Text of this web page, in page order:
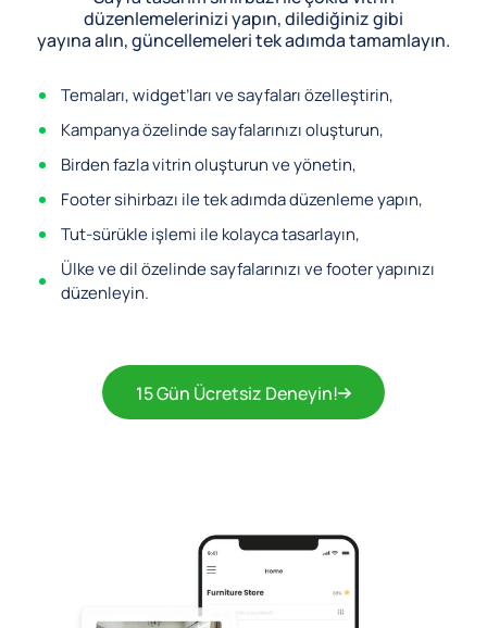
düzenlemelerinizi yapın, dilediğiniz gibi
yayına alın, güncellemeleri tek adımda tamamlayın.
Temaları, widget’ları ve sayfaları özelleştirin,
Kampanya özelinde sayfalarınızı oluşturun,
Birden fazla vitrin oluşturun ve yönetin,
Footer sihirbazı ile tek adımda düzenleme yapın,
Tut-sürükle işlemi ile kolayca tasarlayın,
Ülke ve dil özelinde sayfalarınızı ve footer yapınızı
düzenleyin.
15 Gün Ücretsiz Deneyin!